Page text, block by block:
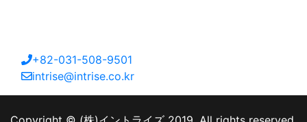
+82-031-508-9501
intrise@intrise.co.kr